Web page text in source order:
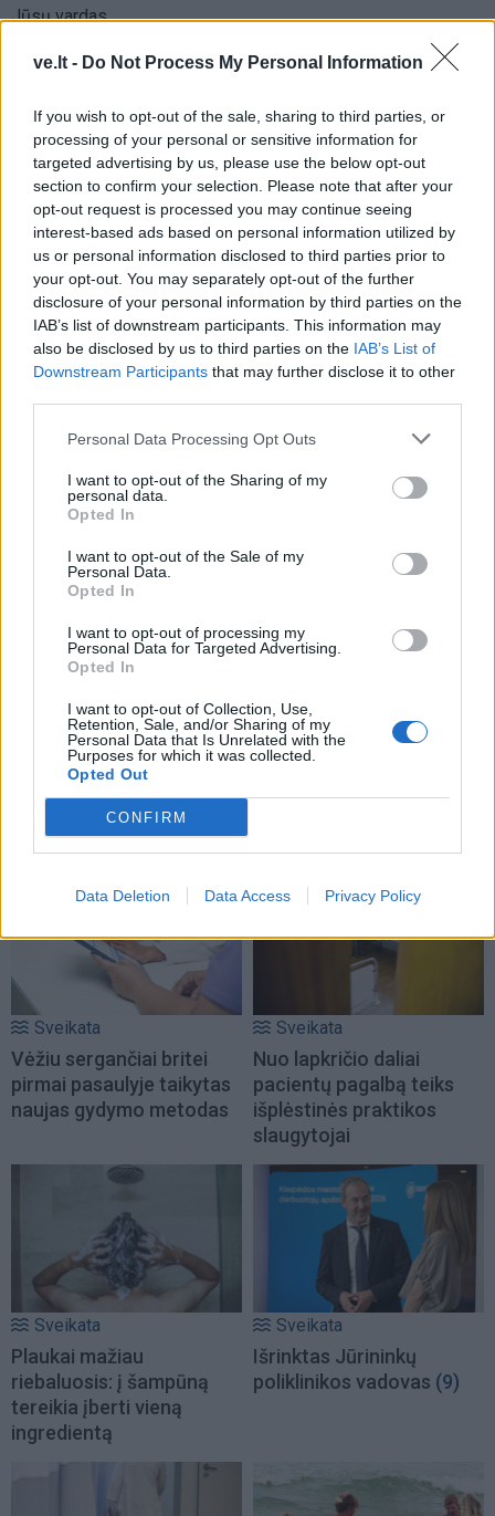
ve.lt - Do Not Process My Personal Information
If you wish to opt-out of the sale, sharing to third parties, or
processing of your personal or sensitive information for
targeted advertising by us, please use the below opt-out
section to confirm your selection. Please note that after your
opt-out request is processed you may continue seeing
interest-based ads based on personal information utilized by
us or personal information disclosed to third parties prior to
your opt-out. You may separately opt-out of the further
disclosure of your personal information by third parties on the
IAB’s list of downstream participants. This information may
also be disclosed by us to third parties on the IAB’s List of
Downstream Participants that may further disclose it to other
Personal Data Processing Opt Outs
I want to opt-out of the Sharing of my
personal data.
Opted In
I want to opt-out of the Sale of my
Personal Data.
Opted In
I want to opt-out of processing my
Personal Data for Targeted Advertising.
Opted In
I want to opt-out of Collection, Use,
Retention, Sale, and/or Sharing of my
Personal Data that Is Unrelated with the
Purposes for which it was collected.
Opted Out
CONFIRM
Data Deletion Data Access Privacy Policy
Jūsų vardas
Komentaras
Sutinku sutaisyklėmis
This site is protected by
reCAPTCHA and the Google
Privacy PolicyandTerms of
Serviceapply.
TAIP PAT SKAITYKITE
Sveikata
Vėžiu sergančiai britei
pirmai pasaulyje taikytas
naujas gydymo metodas
Sveikata
Nuo lapkričio daliai
pacientų pagalbą teiks
išplėstinės praktikos
slaugytojai
Sveikata
Plaukai mažiau
riebaluosis: į šampūną
tereikia įberti vieną
ingredientą
Sveikata
Išrinktas Jūrininkų
poliklinikos vadovas (9)